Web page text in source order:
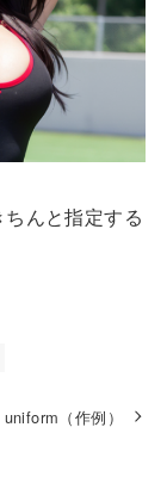
んと指定する
（作例）